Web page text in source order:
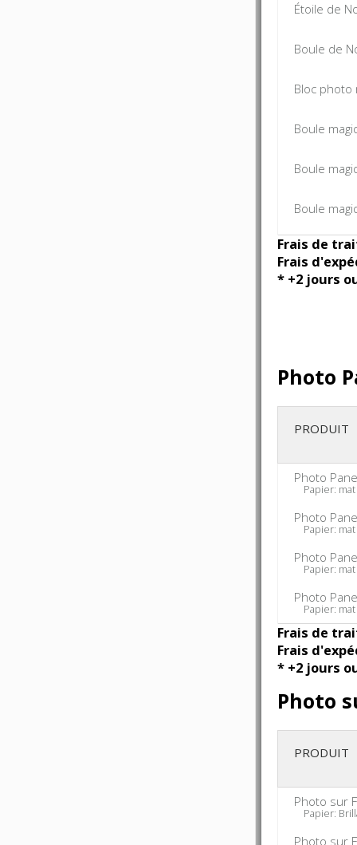
Étoile de
Boule de
Bloc photo
Boule
Boule
Boule
Frais de
Frais
* +2 jours
Photo
PRODUIT
Photo
Papier:
Photo
Papier:
Photo
Papier:
Photo
Papier:
Frais de
Frais
* +2 jours
Photo
PRODUIT
Photo sur
Papier:
Photo sur